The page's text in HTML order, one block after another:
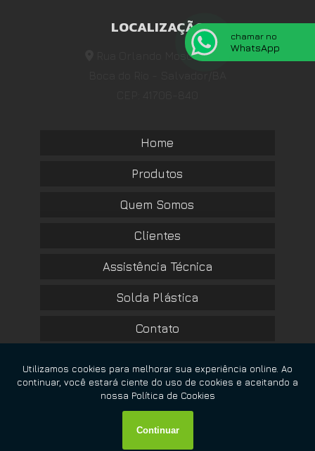
LOCALIZAÇÃO
Rua Orlando Moscoso, 88
Home
Produtos
Quem Somos
Clientes
Assistência Técnica
Solda Plástica
Contato
Mapa do site
chamar no
WhatsApp